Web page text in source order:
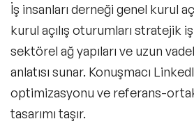
İş insanları derneği genel kurul
kurul açılış oturumları stratejik
sektörel ağ yapıları ve uzun
anlatısı sunar. Konuşmacı
optimizasyonu ve referans-
tasarımı taşır.
Pazarlama İletişimi ve
Konusunda Uzman
Psikoloji Alanında Uzman
Konuşmacılar
Stand up - Sahne Şovu